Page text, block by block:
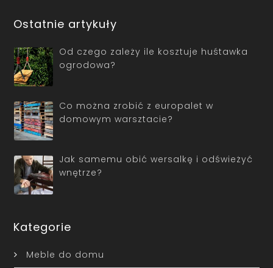
Ostatnie artykuły
Od czego zależy ile kosztuje huśtawka
ogrodowa?
Co można zrobić z europalet w
domowym warsztacie?
Jak samemu obić wersalkę i odświeżyć
wnętrze?
Kategorie
Meble do domu